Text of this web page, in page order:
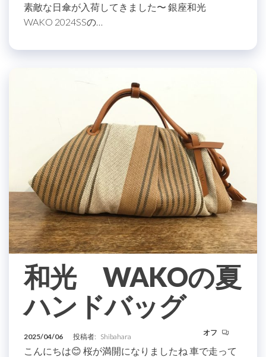
素敵な日傘が入荷してきました〜 銀座和光
WAKO 2024SSの…
和光 WAKOの夏
ハンドバッグ
2025/04/06 投稿者: Shibahara オフ
こんにちは😊 桜が満開になりましたね 車で走って